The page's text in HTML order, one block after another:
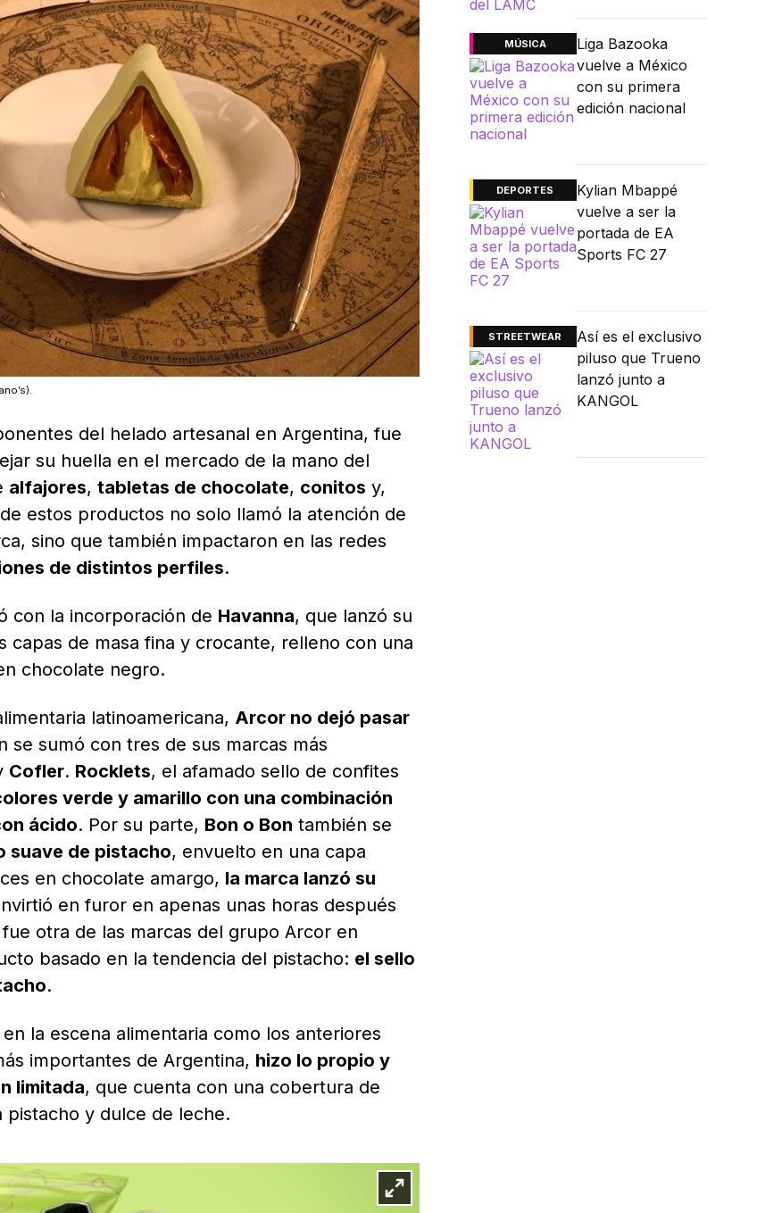
del helado artesanal en Argentina, fue
su huella en el mercado de la mano del
alfajores, tabletas de chocolate, conitos y,
estos productos no solo llamó la atención de
sino que también impactaron en las redes
de distintos perfiles.
con la incorporación de Havanna, que lanzó su
capas de masa fina y crocante, relleno con una
chocolate negro.
latinoamericana, Arcor no dejó pasar
se sumó con tres de sus marcas más
Cofler. Rocklets, el afamado sello de confites
verde y amarillo con una combinación
ácido. Por su parte, Bon o Bon también se
suave de pistacho, envuelto en una capa
en chocolate amargo, la marca lanzó su
en furor en apenas unas horas después
fue otra de las marcas del grupo Arcor en
basado en la tendencia del pistacho: el sello
.
la escena alimentaria como los anteriores
importantes de Argentina, hizo lo propio y
limitada, que cuenta con una cobertura de
y dulce de leche.
MÚSICA
Liga Bazooka
vuelve a México
con su primera
edición nacional
DEPORTES
Kylian Mbappé
vuelve a ser la
portada de EA
Sports FC 27
STREETWEAR
Así es el exclusivo
piluso que Trueno
lanzó junto a
KANGOL